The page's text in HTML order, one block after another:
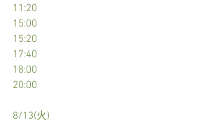
11:20
15:00
15:20
17:40
18:00
20:00
8/13(火)